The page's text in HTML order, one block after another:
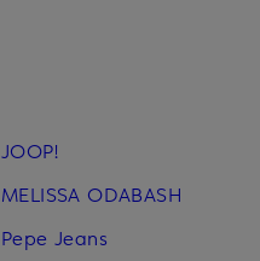
JOOP!
MELISSA ODABASH
Pepe Jeans